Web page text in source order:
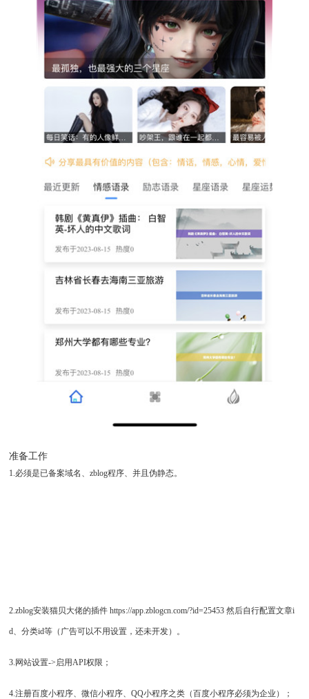
准备工作
1.必须是已备案域名、zblog程序、并且伪静态。
2.zblog安装猫贝大佬的插件 https://app.zblogcn.com/?id=25453 然后自行配置文章i
d、分类id等（广告可以不用设置，还未开发）。
3.网站设置->启用API权限；
4.注册百度小程序、微信小程序、QQ小程序之类（百度小程序必须为企业）；